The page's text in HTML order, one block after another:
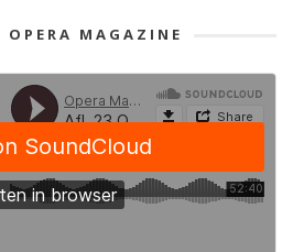
OPERA MAGAZINE